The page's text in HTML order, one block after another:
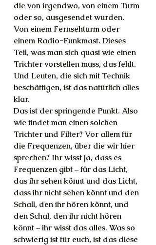
die von irgendwo, von einem Turm
oder so, ausgesendet wurden.
Von einem Fernsehturm oder
einem Radio-Funkmast. Dieses
Teil, was man sich quasi wie einen
Trichter vorstellen muss, das fehlt.
Und Leuten, die sich mit Technik
beschäftigen, ist das natürlich alles
klar.
Das ist der springende Punkt. Also
wie findet man einen solchen
Trichter und Filter? Vor allem für
die Frequenzen, über die wir hier
sprechen? Ihr wisst ja, dass es
Frequenzen gibt – für das Licht,
das ihr sehen könnt und das Licht,
dass ihr nicht sehen könnt und den
Schall, den ihr hören könnt, und
den Schal, den ihr nicht hören
könnt – ihr wisst das alles. Was so
schwierig ist für euch, ist das diese